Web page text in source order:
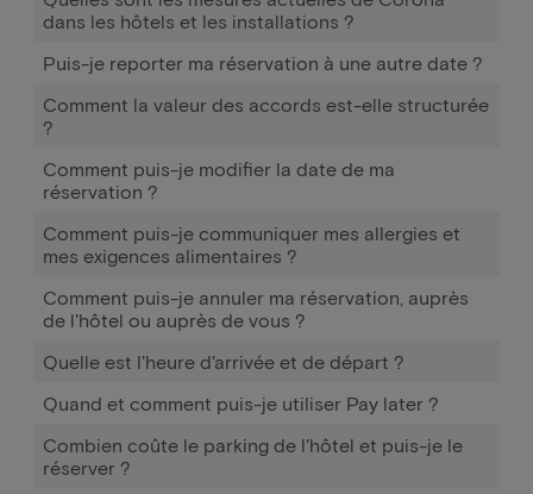
dans les hôtels et les installations ?
Puis-je reporter ma réservation à une autre date ?
Comment la valeur des accords est-elle structurée
?
Comment puis-je modifier la date de ma
réservation ?
Comment puis-je communiquer mes allergies et
mes exigences alimentaires ?
Comment puis-je annuler ma réservation, auprès
de l'hôtel ou auprès de vous ?
Quelle est l'heure d'arrivée et de départ ?
Quand et comment puis-je utiliser Pay later ?
Combien coûte le parking de l'hôtel et puis-je le
réserver ?